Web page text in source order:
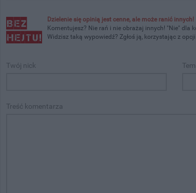
Dzielenie się opinią jest cenne, ale może ranić innych!
Komentujesz? Nie rań i nie obrażaj innych! "Nie" dla
Widzisz taką wypowiedź? Zgłoś ją, korzystając z opcji
Twój nick
Treść komentarza